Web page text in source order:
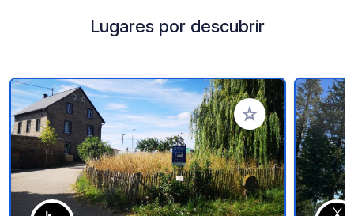
Lugares por descubrir
Añadir a tus